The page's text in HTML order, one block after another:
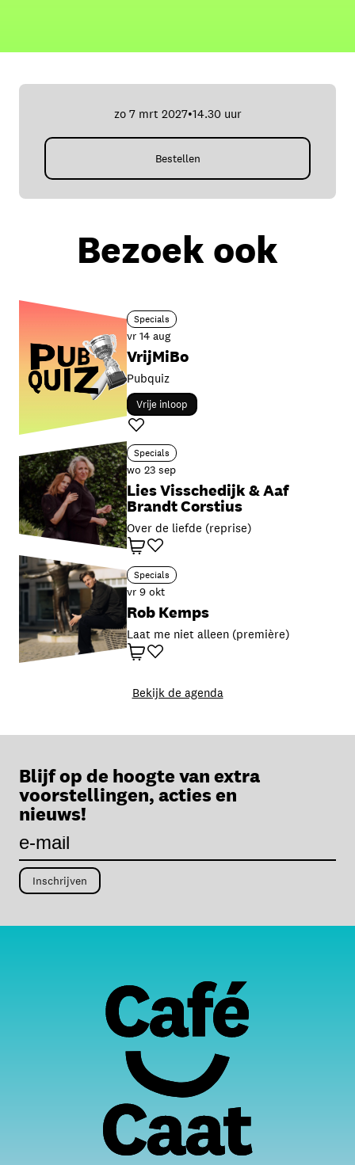
zo 7 mrt 2027•14.30 uur
Bestellen
Bezoek ook
Specials
vr 14 aug
VrijMiBo
Pubquiz
Vrije inloop
Favoriet
Specials
wo 23 sep
Lies Visschedijk & Aaf
Brandt Corstius
Over de liefde (reprise)
Favoriet
Winkelwagen
Specials
vr 9 okt
Rob Kemps
Laat me niet alleen (première)
Favoriet
Winkelwagen
Bekijk de agenda
Blijf op de hoogte van extra
voorstellingen, acties en
nieuws!